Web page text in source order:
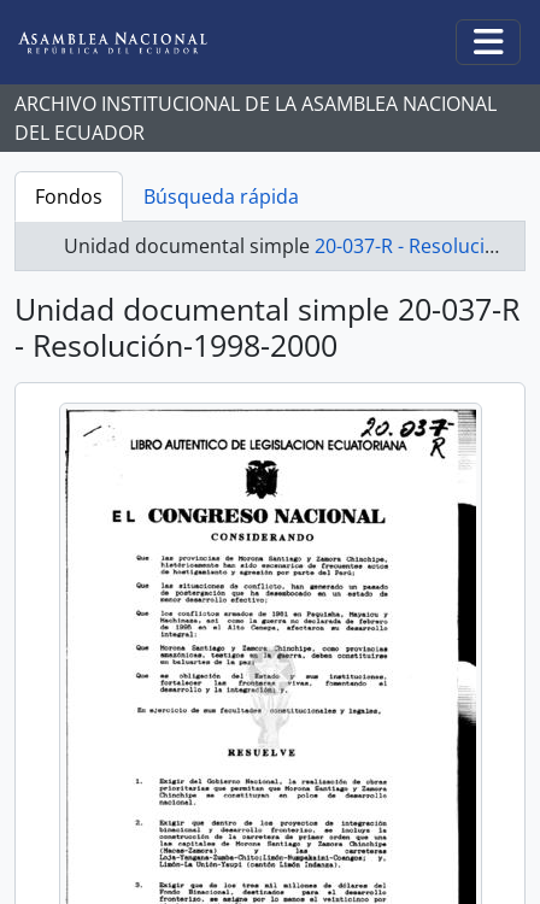
ARCHIVO INSTITUCIONAL DE LA ASAMBLEA NACIONAL
DEL ECUADOR
Fondos
Búsqueda rápida
Unidad documental simple20-037-R - Resolución-1998-2000
Unidad documental simple 20-037-R
- Resolución-1998-2000